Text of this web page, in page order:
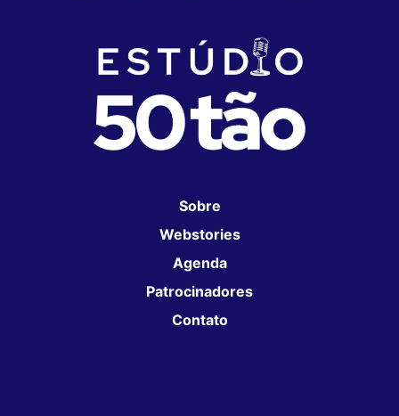
Sobre
Webstories
Agenda
Patrocinadores
Contato